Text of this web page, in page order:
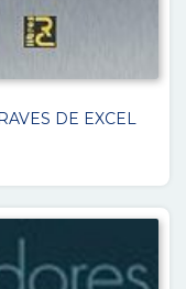
DE EXCEL